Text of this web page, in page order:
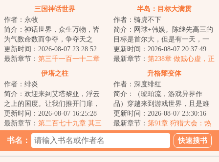
生多悲苦
三国神话世界
作者：永牧
简介：神话世界，众生万物，皆
为气数命数而争夺，争夺天之
运，臣之运，道之运，争为人上
人，但求长生不死...
更新时间：2026-08-07 23:28:52
最新章节： 第三千一百一十二章
【碎命之箭】
半岛：目标大满贯
作者：骑虎不下
简介：网球+韩娱。陈继先高三的
目标是首尔大，但是有一天，一
个网球大师系统劫持了他。不练
球？卖你游戏...
更新时间：2026-08-07 20:37:49
最新章节： 第238章 做贼心虚，正
伊塔之柱
作者：绯炎
简介：欢迎来到艾塔黎亚，浮云
之上的国度。让我们推开门扉，
拿起手杖，冒险，将从这里开始
穿过云与海的丘...
更新时间：2026-08-07 16:25:28
最新章节： 第二百七十九章 其三
升格耀变体
作者：深度绯红
简介：（琥珀流，游戏异界作
品）穿越来到游戏世界，且是难
度最高、生存环境最恶劣的两极
争霸版本。这是最...
更新时间：2026-08-07 23:30:16
最新章节： 第91章 狩猎大会：热
带风暴
书名：